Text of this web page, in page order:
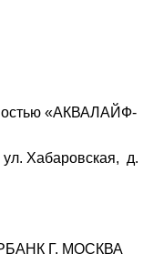
«АКВАЛАЙФ-
Хабаровская, д.
Г. МОСКВА